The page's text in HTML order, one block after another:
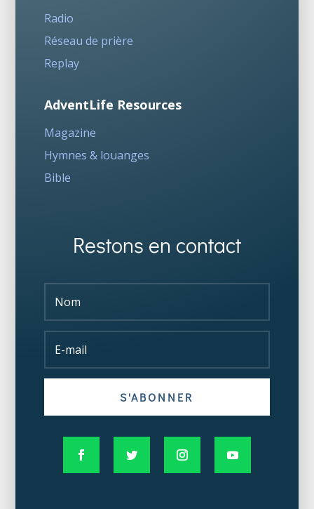
Radio
Réseau de prière
Replay
AdventLife Resources
Magazine
Hymnes & louanges
Bible
Restons en contact
S'ABONNER